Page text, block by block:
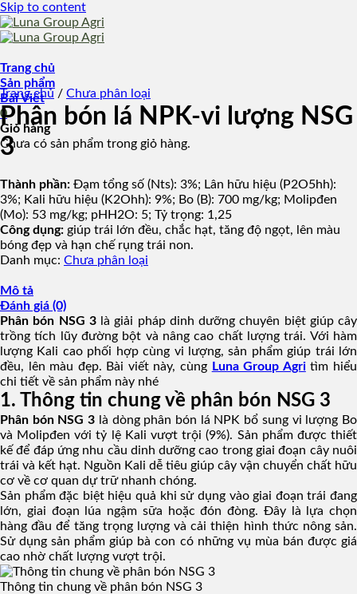
Skip to content
Trang chủ
Sản phẩm
Bài Viết
0
Giỏ hàng
Chưa có sản phẩm trong giỏ hàng.
Trang chủ / Chưa phân loại
Phân bón lá NPK-vi lượng NSG
3
Thành phần: Đạm tổng số (Nts): 3%; Lân hữu hiệu (P2O5hh):
3%; Kali hữu hiệu (K2Ohh): 9%; Bo (B): 700 mg/kg; Molipđen
(Mo): 53 mg/kg; pHH2O: 5; Tỷ trọng: 1,25
Công dụng: giúp trái lớn đều, chắc hạt, tăng độ ngọt, lên màu
bóng đẹp và hạn chế rụng trái non.
Danh mục: Chưa phân loại
Mô tả
Đánh giá (0)
Phân bón NSG 3 là giải pháp dinh dưỡng chuyên biệt giúp cây
trồng tích lũy đường bột và nâng cao chất lượng trái. Với hàm
lượng Kali cao phối hợp cùng vi lượng, sản phẩm giúp trái lớn
đều, lên màu đẹp. Bài viết này, cùng Luna Group Agritìm hiểu
chi tiết về sản phẩm này nhé
1. Thông tin chung về phân bón NSG 3
Phân bón NSG 3 là dòng phân bón lá NPK bổ sung vi lượng Bo
và Molipđen với tỷ lệ Kali vượt trội (9%). Sản phẩm được thiết
kế để đáp ứng nhu cầu dinh dưỡng cao trong giai đoạn cây nuôi
trái và kết hạt. Nguồn Kali dễ tiêu giúp cây vận chuyển chất hữu
cơ về cơ quan dự trữ nhanh chóng.
Sản phẩm đặc biệt hiệu quả khi sử dụng vào giai đoạn trái đang
lớn, giai đoạn lúa ngậm sữa hoặc đón đòng. Đây là lựa chọn
hàng đầu để tăng trọng lượng và cải thiện hình thức nông sản.
Sử dụng sản phẩm giúp bà con có những vụ mùa bán được giá
cao nhờ chất lượng vượt trội.
Thông tin chung về phân bón NSG 3